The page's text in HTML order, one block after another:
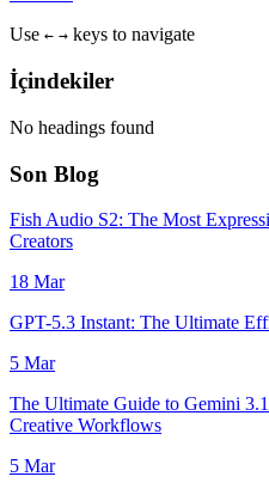
Use ← → keys to navigate
İçindekiler
No headings found
Son Blog
Fish Audio S2: The Most
Creators
18 Mar
GPT-5.3 Instant: The Ultimate
5 Mar
The Ultimate Guide to Gemini
Creative Workflows
5 Mar